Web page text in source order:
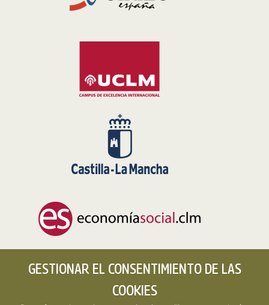
GESTIONAR EL CONSENTIMIENTO DE LAS
COOKIES